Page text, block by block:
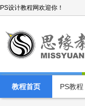
PS设计教程网欢迎你！
教程首页 PS教程